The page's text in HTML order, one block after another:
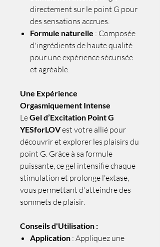
directement sur le point G pour
des sensations accrues.
Formule naturelle : Composée
d'ingrédients de haute qualité
pour une expérience sécurisée
et agréable.
Une Expérience
Orgasmiquement Intense
LeGel d’Excitation Point G
YESforLOVest votre allié pour
découvrir et explorer les plaisirs du
point G. Grâce à sa formule
puissante, ce gel intensifie chaque
stimulation et prolonge l'extase,
vous permettant d'atteindre des
sommets de plaisir.
Conseils d'Utilisation :
Application : Appliquez une